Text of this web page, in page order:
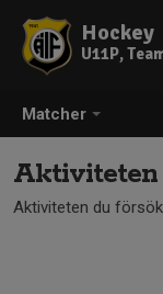
Matcher
Hockey
U11P,
Aktiviteten
Aktiviteten du